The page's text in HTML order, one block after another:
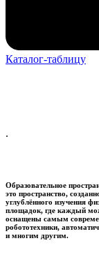
Каталог-таблицу
.
Образовательное
это пространство,
углублённого изучения
площадок, где каждый
оснащены самым
робототехники,
и многим другим.